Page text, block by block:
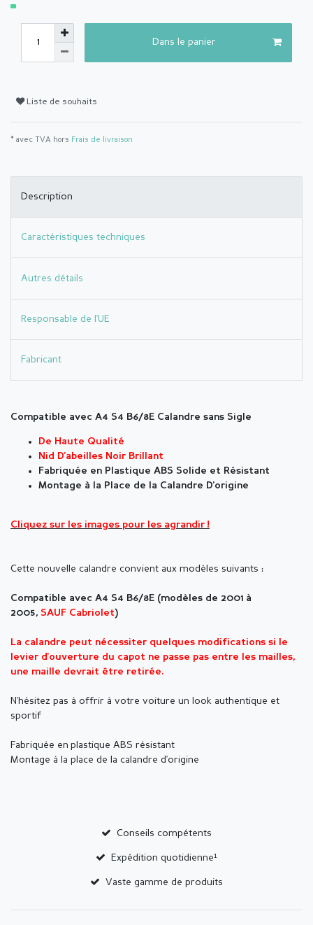
Dans le panier
Liste de souhaits
* avec TVA hors Frais de livraison
Description
Caractéristiques techniques
Autres détails
Responsable de l'UE
Fabricant
Compatible avec A4 S4 B6/8E Calandre sans Sigle
De Haute Qualité
Nid D'abeilles Noir Brillant
Fabriquée en Plastique ABS Solide et Résistant
Montage à la Place de la Calandre D'origine
Cliquez sur les images pour les agrandir !
Cette nouvelle calandre convient aux modèles suivants :
Compatible avec A4 S4 B6/8E (modèles de 2001 à
2005, SAUF Cabriolet)
La calandre peut nécessiter quelques modifications si le
levier d'ouverture du capot ne passe pas entre les mailles,
une maille devrait être retirée.
N'hésitez pas à offrir à votre voiture un look authentique et
sportif
Fabriquée en plastique ABS résistant
Montage à la place de la calandre d'origine
Conseils compétents
Expédition quotidienne¹
Vaste gamme de produits